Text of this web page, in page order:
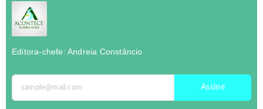
Editora-chefe: Andreia Constâncio
Assine